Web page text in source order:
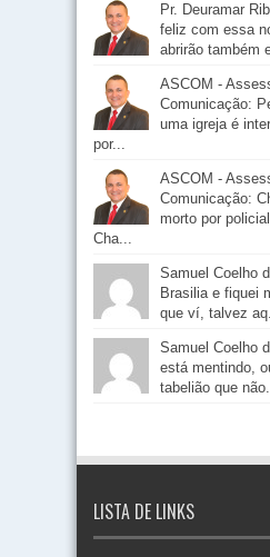
Pr. Deuramar
feliz com essa
abrirão também
ASCOM -
Comunicação:
uma igreja é
por...
ASCOM -
Comunicação:
morto por
Cha...
Samuel Coelho
Brasilia e fiquei
que ví, talvez
Samuel Coelho
está mentindo,
tabelião que
LISTA DE LINKS